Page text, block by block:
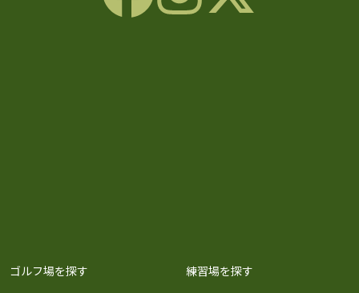
ゴルフ場を探す 練習場を探す